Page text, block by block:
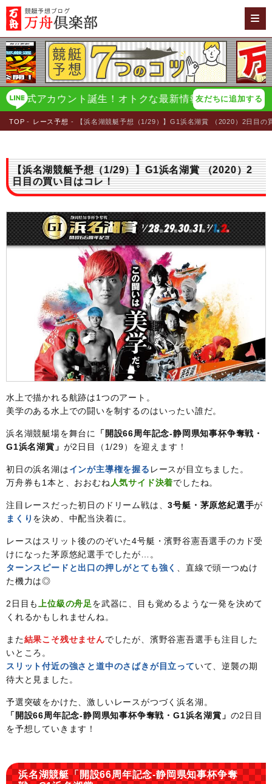
カウント誕生！オトクな最新情報をイチ早く配信！ 万
友だちに追加する
TOP レース予想 【浜名湖競艇予想（1/29）】G1浜名湖賞 （2020）2日目の
【浜名湖競艇予想（1/29）】G1浜名湖賞 （2020）2
日目の買い目はコレ！
水上で描かれる航跡は1つのアート。
美学のある水上での闘いを制するのはいったい誰だ。
浜名湖競艇場を舞台に
「開設66周年記念-静岡県知事杯争奪戦・
G1浜名湖賞」 が2日目（1/29）を迎えます！
初日の浜名湖はインが主導権を握る レースが目立ちました。
万舟券も1本と、おおむね 人気サイド決着でしたね。
注目レースだった初日のドリーム戦は、3号艇・茅原悠紀選手が
まくり を決め、中配当決着に。
レースはスリット後ののぞいた4号艇・濱野谷憲吾選手のカド受
けになった茅原悠紀選手でしたが…。
ターンスピードと出口の押しがとても強く
、直線で頭一つぬけ
た機力は◎
2日目も 上位級の舟足を武器に、目も覚めるような一発を決めて
くれるかもしれませんね。
また結果こそ残せませんでしたが、濱野谷憲吾選手も注目した
いところ。
スリット付近の強さと道中のさばきが目立っていて、逆襲の期
待大と見ました。
予選突破をかけた、激しいレースがつづく浜名湖。
「開設66周年記念-静岡県知事杯争奪戦・G1浜名湖賞」 の2日目
を予想していきます！
浜名湖競艇「開設66周年記念-静岡県知事杯争奪